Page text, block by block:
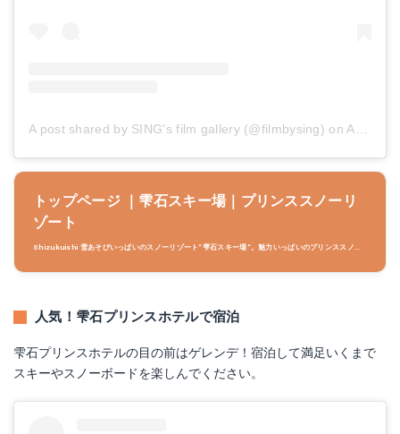
A post shared by SING's film gallery (@filmbysing) on Apr 10, 2018 at 3:42am PDT
トップページ ｜雫石スキー場｜プリンススノーリ
ゾート
Shizukuishi 雪あそびいっぱいのスノーリゾート“雫石スキー場“。魅力いっぱいのプリンススノー
人気！雫石プリンスホテルで宿泊
雫石プリンスホテルの目の前はゲレンデ！宿泊して満足いくまで
スキーやスノーボードを楽しんでください。